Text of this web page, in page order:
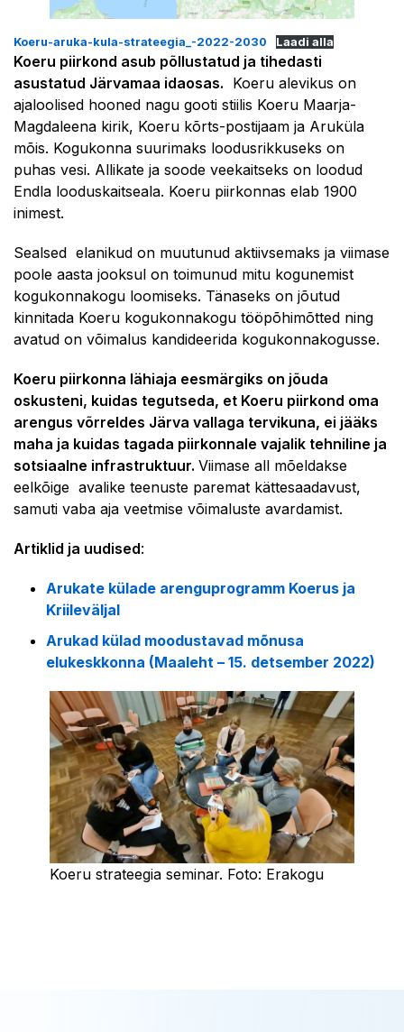
Koeru-aruka-kula-strateegia_-2022-2030 Laadi alla
Koeru piirkond asub põllustatud ja tihedasti
asustatud Järvamaa idaosas. Koeru alevikus on
ajaloolised hooned nagu gooti stiilis Koeru Maarja-
Magdaleena kirik, Koeru kõrts-postijaam ja Aruküla
mõis. Kogukonna suurimaks loodusrikkuseks on
puhas vesi. Allikate ja soode veekaitseks on loodud
Endla looduskaitseala. Koeru piirkonnas elab 1900
inimest.
Sealsed elanikud on muutunud aktiivsemaks ja viimase
poole aasta jooksul on toimunud mitu kogunemist
kogukonnakogu loomiseks. Tänaseks on jõutud
kinnitada Koeru kogukonnakogu tööpõhimõtted ning
avatud on võimalus kandideerida kogukonnakogusse.
Koeru piirkonna lähiaja eesmärgiks on jõuda
oskusteni, kuidas tegutseda, et Koeru piirkond oma
arengus võrreldes Järva vallaga tervikuna, ei jääks
maha ja kuidas tagada piirkonnale vajalik tehniline ja
sotsiaalne infrastruktuur. Viimase all mõeldakse
eelkõige avalike teenuste paremat kättesaadavust,
samuti vaba aja veetmise võimaluste avardamist.
Artiklid ja uudised:
Arukate külade arenguprogramm Koerus ja
Kriileväljal
Arukad külad moodustavad mõnusa
elukeskkonna (Maaleht – 15. detsember 2022)
Koeru strateegia seminar. Foto: Erakogu